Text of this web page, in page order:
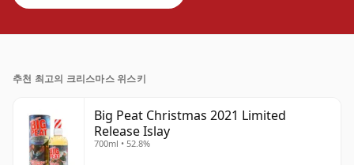
추천 최고의 크리스마스 위스키
Big Peat Christmas 2021 Limited
Release Islay
700ml • 52.8%